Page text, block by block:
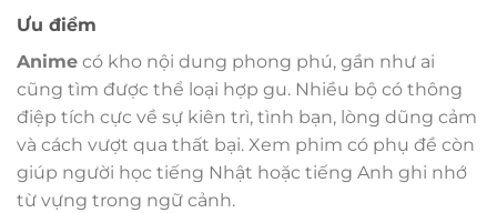
Ưu điểm
Anime có kho nội dung phong phú, gần như ai
cũng tìm được thể loại hợp gu. Nhiều bộ có thông
điệp tích cực về sự kiên trì, tình bạn, lòng dũng cảm
và cách vượt qua thất bại. Xem phim có phụ đề còn
giúp người học tiếng Nhật hoặc tiếng Anh ghi nhớ
từ vựng trong ngữ cảnh.